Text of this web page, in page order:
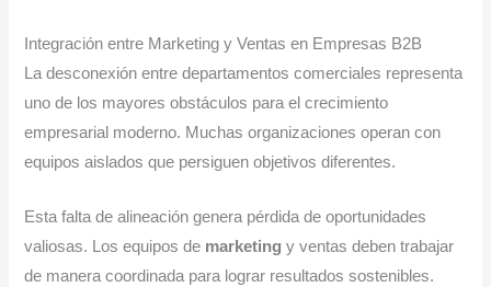
Integración entre Marketing y Ventas en Empresas B2B
La desconexión entre departamentos comerciales representa
uno de los mayores obstáculos para el crecimiento
empresarial moderno. Muchas organizaciones operan con
equipos aislados que persiguen objetivos diferentes.
Esta falta de alineación genera pérdida de oportunidades
valiosas. Los equipos de marketing y ventas deben trabajar
de manera coordinada para lograr resultados sostenibles.